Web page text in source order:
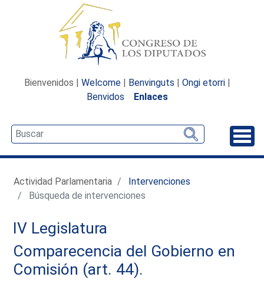
Bienvenidos | Welcome | Benvinguts | Ongi etorri |
Benvidos
Enlaces
Actividad Parlamentaria
Intervenciones
Búsqueda de intervenciones
IV Legislatura
Comparecencia del Gobierno en
Comisión (art. 44).